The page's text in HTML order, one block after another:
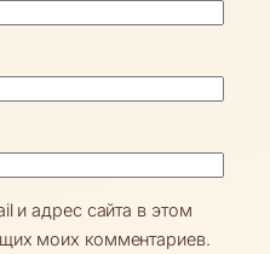
и адрес сайта в этом
моих комментариев.